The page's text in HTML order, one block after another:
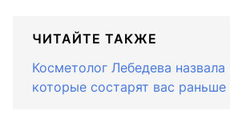
ЧИТАЙТЕ ТАКЖЕ
Косметолог Лебедева
которые состарят вас